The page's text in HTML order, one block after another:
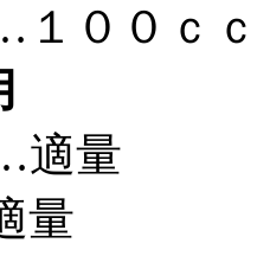
１００ｃ
適量
量